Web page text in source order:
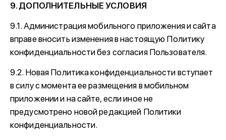
9. ДОПОЛНИТЕЛЬНЫЕ УСЛОВИЯ
9.1. Администрация мобильного приложения и сайта
вправе вносить изменения в настоящую Политику
конфиденциальности без согласия Пользователя.
9.2. Новая Политика конфиденциальности вступает
в силу с момента ее размещения в мобильном
приложении и на сайте, если иное не
предусмотрено новой редакцией Политики
конфиденциальности.